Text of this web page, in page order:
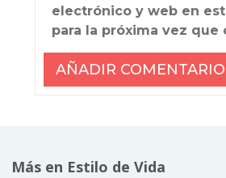
electrónico y web en
para la próxima vez que
Más en Estilo de Vida